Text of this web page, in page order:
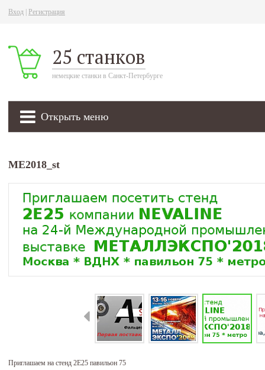
Вход Регистрация
25 станков
немецкие станки в Санкт-Петербурге
Открыть меню
ME2018_st
Приглашаем на стенд 2Е25 павильон 75